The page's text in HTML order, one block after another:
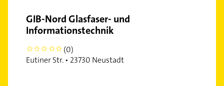
GIB-Nord Glasfaser- und
Informationstechnik
0
(0)
Eutiner Str. • 23730 Neustadt